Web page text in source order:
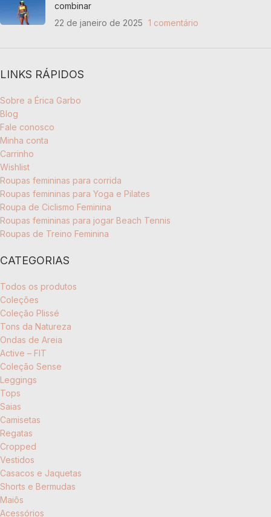
combinar
22 de janeiro de 2025 1 comentário
LINKS RÁPIDOS
Sobre a Érica Garbo
Blog
Fale conosco
Minha conta
Carrinho
Wishlist
Roupas femininas para corrida
Roupas femininas para Yoga e Pilates
Roupa de Ciclismo Feminina
Roupas femininas para jogar Beach Tennis
Roupas de Treino Feminina
CATEGORIAS
Todos os produtos
Coleções
Coleção Plissé
Tons da Natureza
Ondas de Areia
Active – FIT
Coleção Sense
Leggings
Tops
Saias
Camisetas
Regatas
Cropped
Vestidos
Casacos e Jaquetas
Shorts e Bermudas
Maiôs
Acessórios